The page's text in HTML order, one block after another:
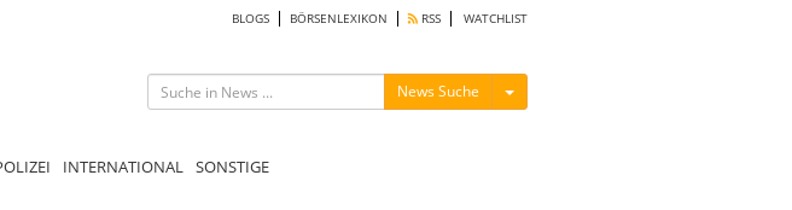
BLOGS BÖRSENLEXIKON RSS WATCHLIST
News Suche Menü ein-/ausblenden
INTERNATIONAL SONSTIGE